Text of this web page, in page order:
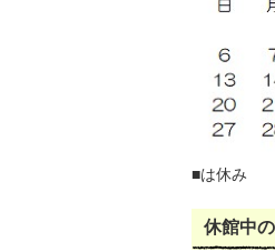
■は休み
休館中